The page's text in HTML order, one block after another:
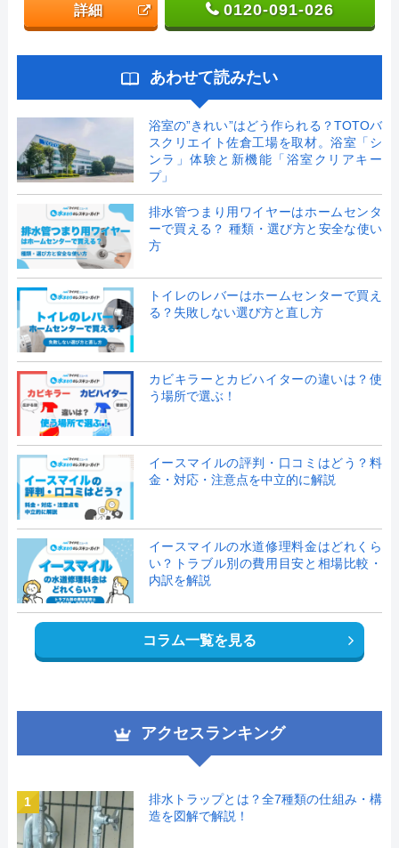
詳細 0120-091-026
あわせて読みたい
浴室の”きれい”はどう作られる？TOTOバ
スクリエイト佐倉工場を取材。浴室「シ
ンラ」体験と新機能「浴室クリアキー
プ」
排水管つまり用ワイヤーはホームセンタ
ーで買える？ 種類・選び方と安全な使い
方
トイレのレバーはホームセンターで買え
る？失敗しない選び方と直し方
カビキラーとカビハイターの違いは？使
う場所で選ぶ！
イースマイルの評判・口コミはどう？料
金・対応・注意点を中立的に解説
イースマイルの水道修理料金はどれくら
い？トラブル別の費用目安と相場比較・
内訳を解説
コラム一覧を見る
アクセスランキング
1
排水トラップとは？全7種類の仕組み・構
造を図解で解説！